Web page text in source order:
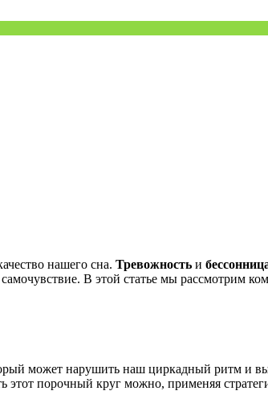
нашего сна. Тревожность и
В этой статье мы рассмотрим
может нарушить наш циркадный ритм и
этот порочный круг можно, применяя